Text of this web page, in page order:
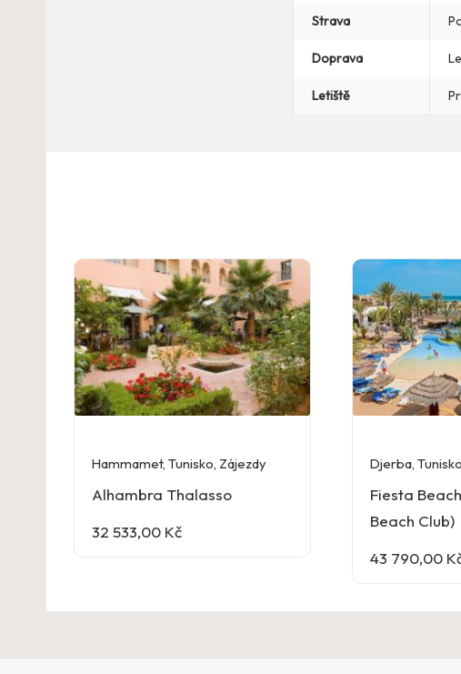
Strava
Doprava
Letiště
Hammamet, Tunisko, Zájezdy
Alhambra Thalasso
32 533,00 Kč
Djerba, Tunisko
Fiesta
Beach Club)
43 790,00